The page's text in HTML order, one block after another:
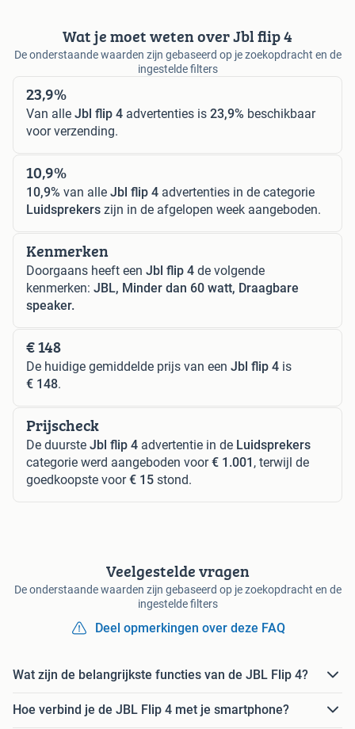
Wat je moet weten over Jbl flip 4
De onderstaande waarden zijn gebaseerd op je zoekopdracht en de
ingestelde filters
23,9%
Van alle Jbl flip 4 advertenties is 23,9% beschikbaar
voor verzending.
10,9%
10,9% van alle Jbl flip 4 advertenties in de categorie
Luidsprekers zijn in de afgelopen week aangeboden.
Kenmerken
Doorgaans heeft een Jbl flip 4 de volgende
kenmerken: JBL, Minder dan 60 watt, Draagbare
speaker.
€ 148
De huidige gemiddelde prijs van een Jbl flip 4 is
€ 148.
Prijscheck
De duurste Jbl flip 4 advertentie in de Luidsprekers
categorie werd aangeboden voor€ 1.001 , terwijl de
goedkoopste voor€ 15 stond.
Veelgestelde vragen
De onderstaande waarden zijn gebaseerd op je zoekopdracht en de
ingestelde filters
Deel opmerkingen over deze FAQ
Wat zijn de belangrijkste functies van de JBL Flip 4?
Hoe verbind je de JBL Flip 4 met je smartphone?